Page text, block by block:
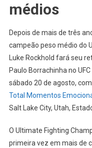
médios
Depois de mais de três
campeão peso médio do
Luke Rockhold fará seu
Paulo Borrachinha no
sábado 20 de agosto,
Total Momentos
Salt Lake City, Utah,
O Ultimate Fighting
primeira vez em mais de